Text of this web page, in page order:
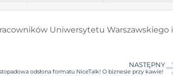
Uniwersytetu Warszawskiego i
NASTĘPNY
odsłona formatu NiceTalk! O biznesie przy kawie!